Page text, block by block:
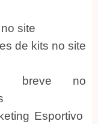
site
de kits no site
breve no
Esportivo